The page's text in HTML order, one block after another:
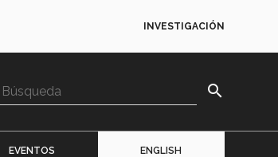
INVESTIGACIÓN
search
EVENTOS ENGLISH